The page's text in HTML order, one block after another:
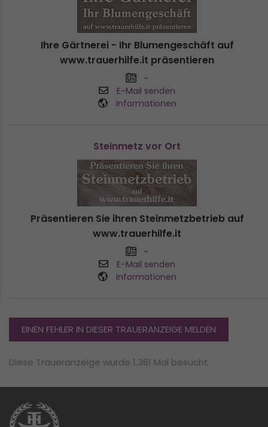
Ihre Gärtnerei - Ihr Blumengeschäft auf
www.trauerhilfe.it präsentieren
-
E-Mail senden
Informationen
Steinmetz vor Ort
Präsentieren Sie ihren Steinmetzbetrieb auf
www.trauerhilfe.it
-
E-Mail senden
Informationen
EINEN FEHLER IN DIESER TRAUERANZEIGE MELDEN
Diese Traueranzeige wurde 1.361 Mal besucht